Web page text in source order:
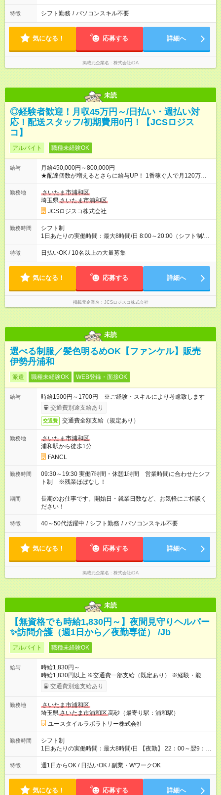
特徴 シフト勤務 / パソコンスキル不要
気になる！ 応募する 詳細へ
掲載元企業名 株式会社iDA
未読
◎経験者歓迎！月収45万円～/日払い・週払い対
応！配送スタッフ/初期費用0円！【JCSロジス
コ】
アルバイト 職種未経験OK
給与
月給450,000円～800,000円
★配達個数が増えるとさらに給与UP！ 1番稼ぐ人で月120万ほ
ど！ ・主要都市エリア 月収55万円／週5日稼働 月収65万~112
万円／週6日稼働 ・地方郊外エリア 月収40万円／週5日稼働 月
収40万円~50万円／週6日稼働 ＜モデルイメージ＞ ■月収50万
円 (27歳男性/江東区在住)※元建築関係 1日150個配達×25日勤務
(日休み) ■月収80万円(43歳男性/墨田区在住)※元営業 1日200個
勤務地
さいたま市浦和区
埼玉県さいたま市浦和区
JCSロジスコ株式会社
勤務時間
シフト制
1日あたりの実働時間：最大8時間/日 8:00～20:00（シフト制/実
働8時間） ※週5日勤務（場所次第では週4も有り） ※配達状況に
よって時間外での勤務可能性有り ※案件により多少の前後あり
特徴 日払いOK / 10名以上の大量募集
気になる！ 応募する 詳細へ
掲載元企業名 JCSロジスコ株式会社
未読
選べる制服／髪色明るめOK【ファンケル】販売
伊勢丹浦和
派遣 職種未経験OK WEB登録・面接OK
給与
時給1500円～1700円 ※ご経験・スキルにより考慮致します
交通費別途支給あり
交通費 交通費全額支給（規定あり）
勤務地
さいたま市浦和区
浦和駅から徒歩1分
FANCL
勤務時間
09:30～19:30 実働7時間・休憩1時間 営業時間に合わせたシフ
ト制 ※残業ほぼなし！
期間
長期のお仕事です。開始日・就業日数など、お気軽にご相談く
ださい！
特徴 40～50代活躍中 / シフト勤務 / パソコンスキル不要
気になる！ 応募する 詳細へ
掲載元企業名 株式会社iDA
未読
【無資格でも時給1,830円～】夜間見守りヘルパー
✨訪問介護（週1日から／夜勤専従） /Jb
アルバイト 職種未経験OK
給与
時給1,830円～
時給1,830円以上 ※交通費一部支給（既定あり） ※経験・能力を
考慮して決定します 【収入例】 週1回勤務の場合：1,830円×8時
間×4回=5万8,560円 週3回勤務の場合：1,830円×8時間×12回
月 ※ 雇用形態と給与に、本採用時と異なる部分があります。 雇
用形態：本採用時と同じです。 給与：時給 1,580円以上
交通費別途支給あり
勤務地
さいたま市浦和区
埼玉県さいたま市浦和区高砂（最寄り駅：浦和駅）
ユースタイルラボラトリー株式会社
勤務時間
シフト制
1日あたりの実働時間：最大8時間/日 【夜勤】 22：00～翌9：
00 ※週1日～OK ／ 夜勤専従 ＊＊ 勤務時間例 ＊＊ ■22時か
ら翌7時 ■23時から翌8時 ■24時から翌9時 など ※上記の時間
ます。 ※曜日固定（毎週同じ曜日での勤務となります）
特徴 週1日からOK / 日払いOK / 副業・WワークOK
気になる！ 応募する 詳細へ